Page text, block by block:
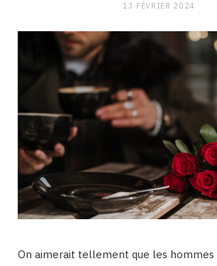
13 FÉVRIER 2024
On aimerait tellement que les